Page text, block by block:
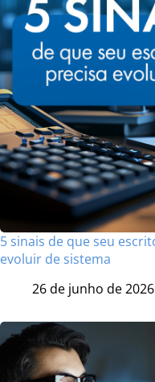
5 sinais de que seu
evoluir de sistema
26 de junho de 2026